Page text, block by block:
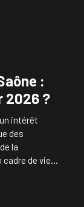
:
2026 ?
intérêt
des
la
de vie